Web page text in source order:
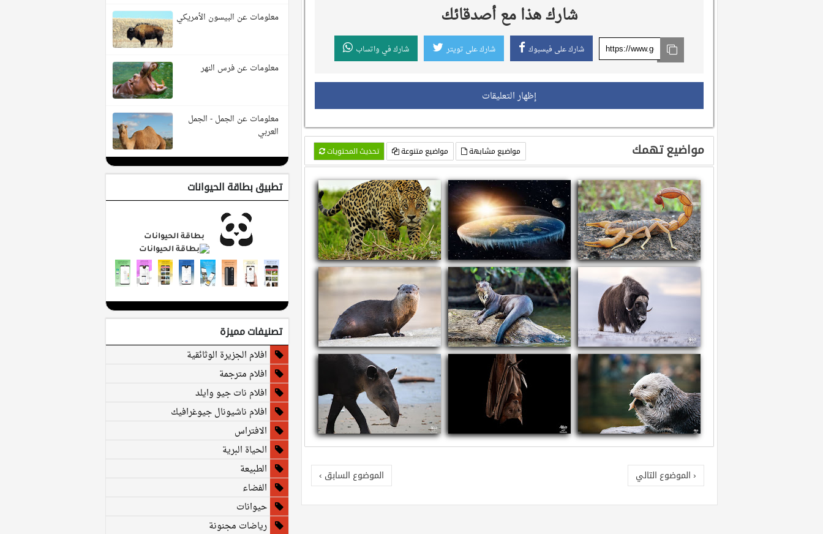
شارك هذا مع أصدقائك
شارك على فيسبوك شارك على تويتر شارك في واتساب
إظهار التعليقات
مواضيع تهمك تحديث المحتويات مواضيع متنوعة مواضيع مشابهة
سم العقارب ماذا لو كانت الأرض مسطحة! معلومات عن الجاغوار - النمر الأمريكي
معلومات عن ثور المسك معلومات عن القضاعة العملاقة معلومات عن قضاعة الأنهار الشمالية
‹ الموضوع التالي الموضوع السابق ›
معلومات عن البيسون الأمريكي
معلومات عن فرس النهر
معلومات عن الجمل - الجمل
العربي
تطبيق بطاقة الحيوانات
بطاقة الحيوانات
تصنيفات مميزة
افلام الجزيرة الوثائقية
افلام مترجمة
افلام نات جيو وايلد
افلام ناشيونال جيوغرافيك
الافتراس
الحياة البرية
الطبيعة
الفضاء
حيوانات
رياضات مجنونة